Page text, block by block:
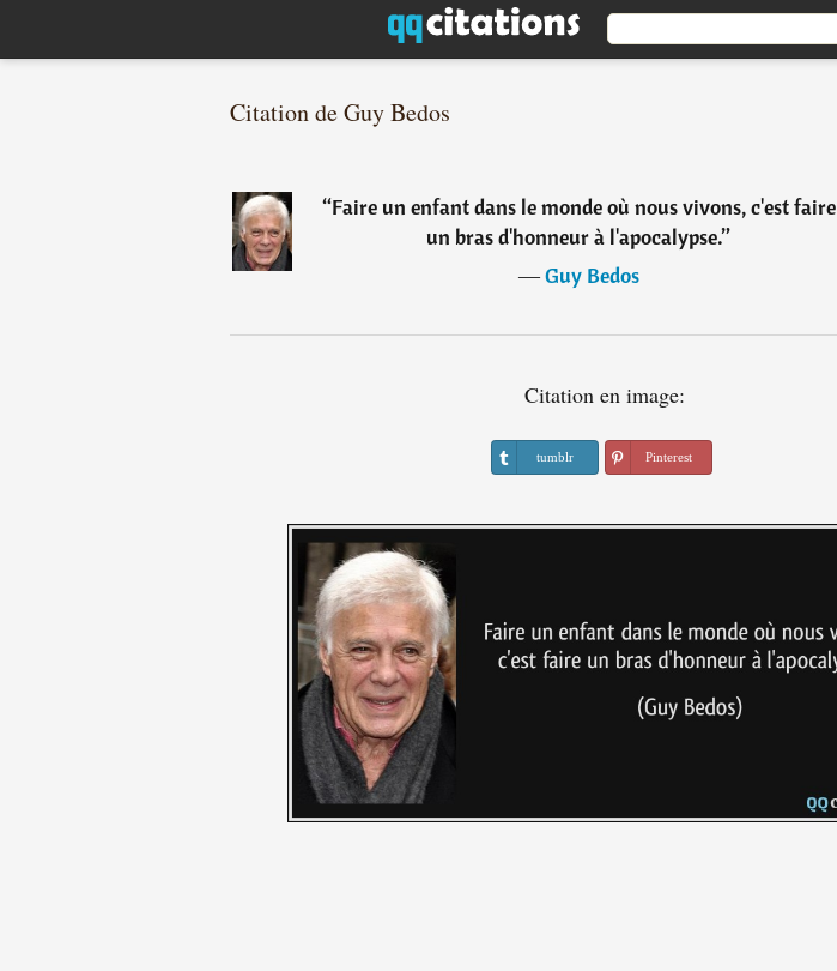
Citation de Guy Bedos
“Faire un enfant dans le monde où nous vivons, c'est faire
un bras d'honneur à l'apocalypse.”
―Guy Bedos
Citation en image:
tumblr Pinterest